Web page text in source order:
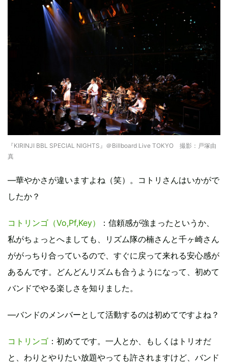
『KIRINJI BBL SPECIAL NIGHTS』＠Billboard Live TOKYO 撮影：戸塚由
真
―華やかさが違いますよね（笑）。コトリさんはいかがで
したか？
コトリンゴ（Vo,Pf,Key）
：信頼感が強まったというか、
私がちょっとへましても、リズム隊の楠さんと千ヶ崎さん
ががっちり合っているので、すぐに戻って来れる安心感が
あるんです。どんどんリズムも合うようになって、初めて
バンドでやる楽しさを知りました。
―バンドのメンバーとして活動するのは初めてですよね？
コトリンゴ ：初めてです。一人とか、もしくはトリオだ
と、わりとやりたい放題やっても許されますけど、バンド